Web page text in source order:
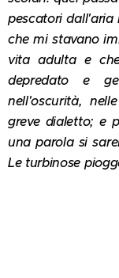
pescatori dall'aria
che mi stavano
vita adulta e
depredato e
nell'oscurità,
greve dialetto; e
una parola si
Le turbinose